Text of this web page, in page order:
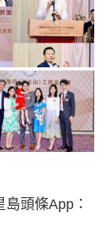
頭條App：